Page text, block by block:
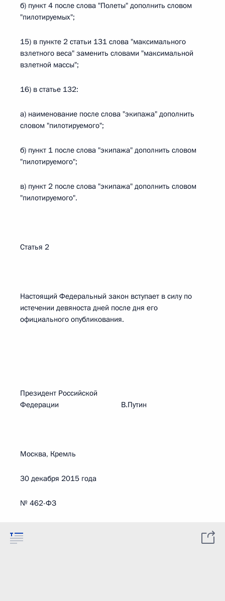
б) пункт 4 после слова "Полеты" дополнить словом
"пилотируемых";
15) в пункте 2 статьи 131 слова "максимального
взлетного веса" заменить словами "максимальной
взлетной массы";
16) в статье 132:
а) наименование после слова "экипажа" дополнить
словом "пилотируемого";
б) пункт 1 после слова "экипажа" дополнить словом
"пилотируемого";
в) пункт 2 после слова "экипажа" дополнить словом
"пилотируемого".
Статья 2
Настоящий Федеральный закон вступает в силу по
истечении девяноста дней после дня его
официального опубликования.
Президент Российской
Федерации В.Путин
Москва, Кремль
30 декабря 2015 года
№ 462-ФЗ